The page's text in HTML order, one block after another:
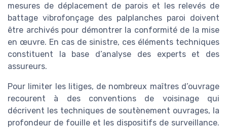
mesures de déplacement de parois et les relevés de
battage vibrofonçage des palplanches paroi doivent
être archivés pour démontrer la conformité de la mise
en œuvre. En cas de sinistre, ces éléments techniques
constituent la base d’analyse des experts et des
assureurs.
Pour limiter les litiges, de nombreux maîtres d’ouvrage
recourent à des conventions de voisinage qui
décrivent les techniques de soutènement ouvrages, la
profondeur de fouille et les dispositifs de surveillance.